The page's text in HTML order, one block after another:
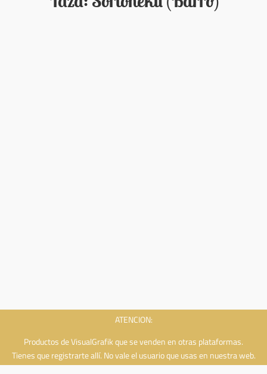
ATENCION:
Productos de VisualGrafik que se venden en otras plataformas.
Tienes que registrarte allí. No vale el usuario que usas en nuestra web.